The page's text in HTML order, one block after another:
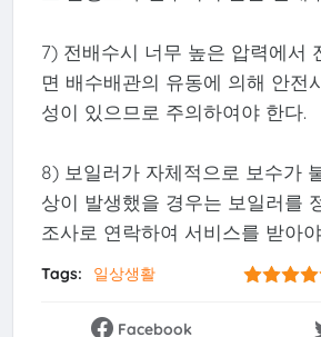
7) 전배수시 너무 높은 압력에서
면 배수배관의 유동에 의해 안전
성이 있으므로 주의하여야 한다.
8) 보일러가 자체적으로 보수가
상이 발생했을 경우는 보일러를
조사로 연락하여 서비스를 받아
Tags: 일상생활
Facebook